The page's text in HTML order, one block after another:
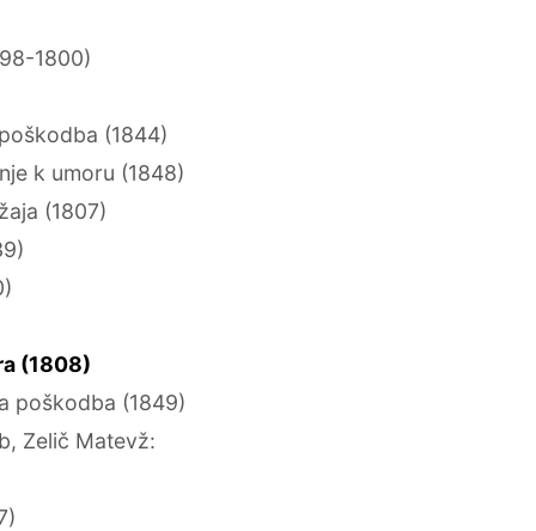
1800)
(1844)
k umoru (1848)
(1807)
(1808)
poškodba (1849)
Zelič Matevž: